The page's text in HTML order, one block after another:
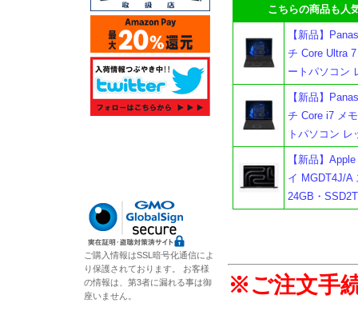
こちらの商品も人気
【新品】
チ Core Ultra
ートパソコン
【新品】
チ Core i7 メ
トパソコン
【新品】
イ MGDT4J/A
24GB・
※ご注文手
ご購入情報はSSL暗号化通信によ
り保護されております。 お客様
の情報は、第3者に漏れる事は御
座いません。